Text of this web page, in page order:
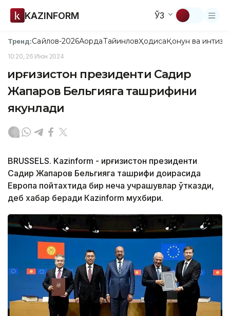
KAZINFORM ЎЗ
Тренд:Сайлов-2026АқордаТайинловҲодисаҚонун ва
10:20, 26 Июн 2024
Қирғизистон президенти Садир
Жапаров Бельгияга ташрифини
якунлади
BRUSSELS. Kazinform - Қирғизистон президенти
Садир Жапаров Бельгияга ташрифи доирасида
Европа пойтахтида бир неча учрашувлар ўтказди,
деб хабар беради Кazinform мухбири.